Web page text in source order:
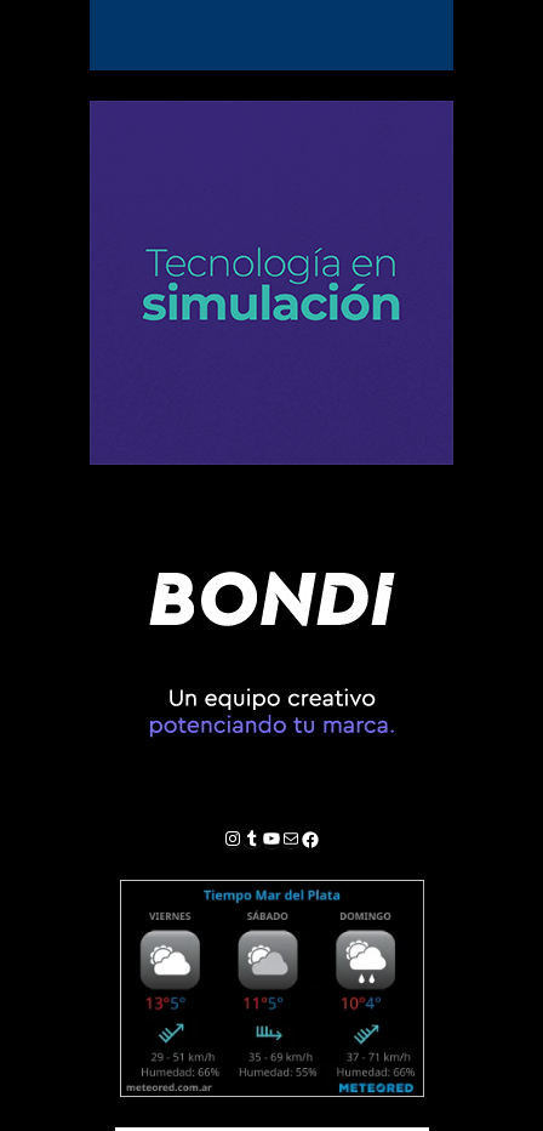
Instagram
Tumblr
YouTube
Correo electrónico
Facebook